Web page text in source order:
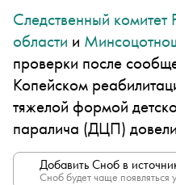
Следственный
области и
проверки после
Копейском
тяжелой формой
паралича (ДЦП)
Добавить Сноб в
Сноб будет чаще появляться